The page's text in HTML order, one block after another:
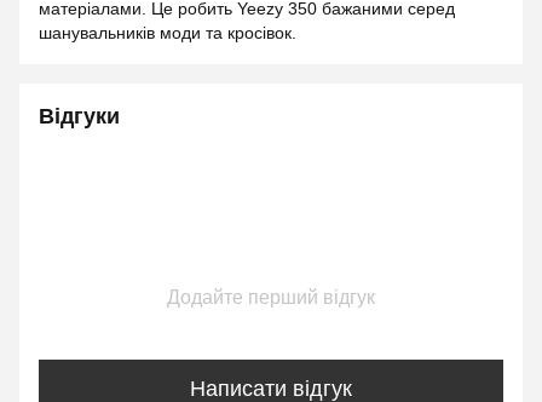
матеріалами. Це робить Yeezy 350 бажаними серед
шанувальників моди та кросівок.
Відгуки
Додайте перший відгук
Написати відгук